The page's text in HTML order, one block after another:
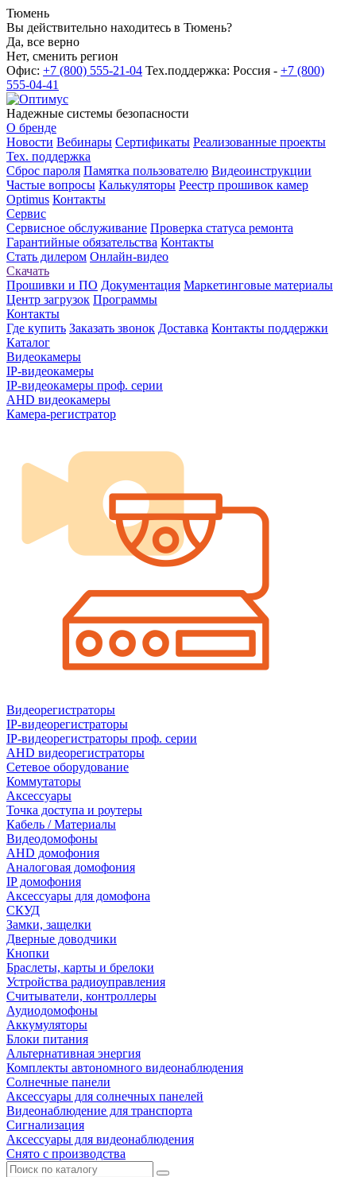
Тюмень
Вы действительно находитесь в Тюмень?
Да, все верно
Нет, сменить регион
Офис: +7 (800) 555-21-04 Тех.поддержка: Россия - +7 (800)
555-04-41
Надежные системы безопасности
О бренде
Новости Вебинары Сертификаты Реализованные проекты
Тех. поддержка
Сброс пароля Памятка пользователю Видеоинструкции
Частые вопросы Калькуляторы Реестр прошивок камер
Optimus Контакты
Сервис
Сервисное обслуживание Проверка статуса ремонта
Гарантийные обязательства Контакты
Стать дилером Онлайн-видео
Скачать
Прошивки и ПО Документация Маркетинговые материалы
Центр загрузок Программы
Контакты
Где купить Заказать звонок Доставка Контакты поддержки
Каталог
Видеокамеры
IP-видеокамеры
IP-видеокамеры проф. серии
AHD видеокамеры
Камера-регистратор
Видеорегистраторы
IP-видеорегистраторы
IP-видеорегистраторы проф. серии
AHD видеорегистраторы
Сетевое оборудование
Коммутаторы
Аксессуары
Точка доступа и роутеры
Кабель / Материалы
Видеодомофоны
AHD домофония
Аналоговая домофония
IP домофония
Аксессуары для домофона
СКУД
Замки, защелки
Дверные доводчики
Кнопки
Браслеты, карты и брелоки
Устройства радиоуправления
Считыватели, контроллеры
Аудиодомофоны
Аккумуляторы
Блоки питания
Альтернативная энергия
Комплекты автономного видеонаблюдения
Солнечные панели
Аксессуары для солнечных панелей
Видеонаблюдение для транспорта
Сигнализация
Аксессуары для видеонаблюдения
Снято с производства